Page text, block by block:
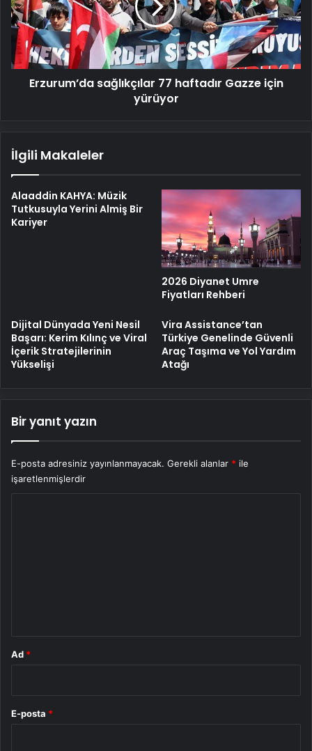
Gazze
için
yürüyor
Erzurum’da sağlıkçılar 77 haftadır Gazze için
yürüyor
İlgili Makaleler
Alaaddin KAHYA: Müzik
Tutkusuyla Yerini Almiş Bir
Kariyer
2026 Diyanet Umre
Fiyatları Rehberi
Dijital Dünyada Yeni Nesil
Başarı: Kerim Kılınç ve Viral
İçerik Stratejilerinin
Yükselişi
Vira Assistance’tan
Türkiye Genelinde Güvenli
Araç Taşıma ve Yol Yardım
Atağı
Bir yanıt yazın
E-posta adresiniz yayınlanmayacak. Gerekli alanlar * ile
işaretlenmişlerdir
Ad *
E-posta *